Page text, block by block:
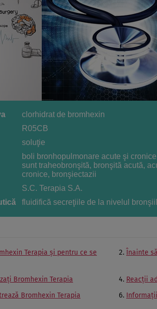
clorhidrat de bromhexin
R05CB
soluţie
boli bronhopulmonare acute şi
sunt traheobronşită, bronşită acută,
cronice, bronşiectazii
S.C. Terapia S.A.
fluidifică secreţiile de la nivelul
Terapia şi pentru ce se
Înainte
Bromhexin Terapia
Reacţii
Bromhexin Terapia